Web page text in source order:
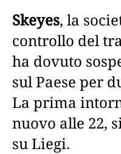
Skeyes, la
controllo del
ha dovuto
sul Paese per
La prima
nuovo alle 22,
su Liegi.